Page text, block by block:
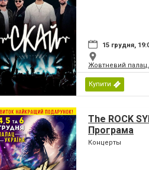
Федерації профспілок України
15 грудня,
Жовтневий
Купити
The ROCK
Програма
Концерты